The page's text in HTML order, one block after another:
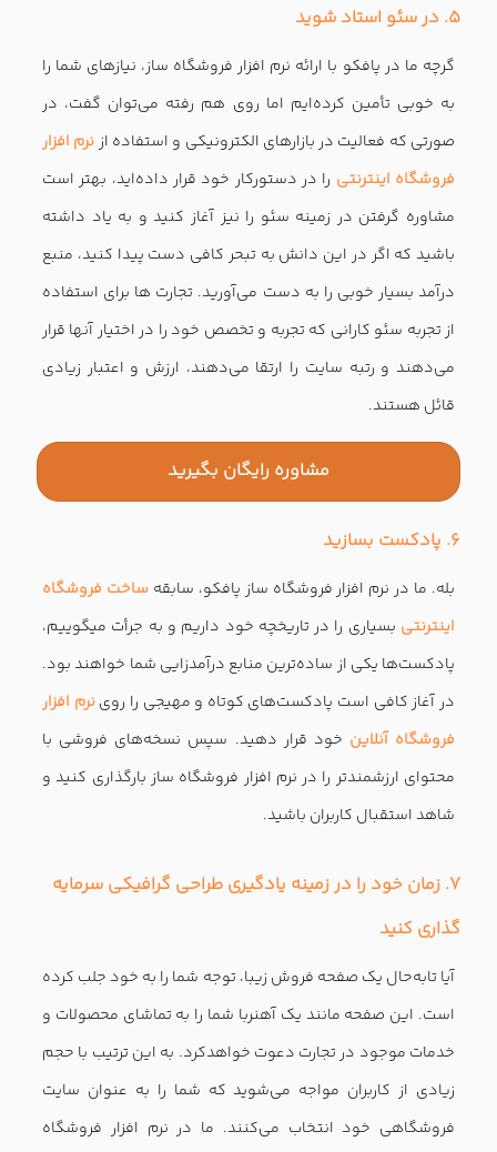
۵. در سئو استاد شوید
گرچه ما در پافکو با ارائه نرم افزار فروشگاه ساز، نیازهای شما را
به خوبی تأمین کرده‌ایم اما روی هم رفته می‌توان گفت، در
صورتی که فعالیت در بازارهای الکترونیکی و استفاده از نرم افزار
فروشگاه اینترنتی را در دستورکار خود قرار داده‌اید، بهتر است
مشاوره گرفتن در زمینه سئو را نیز آغاز کنید و به یاد داشته
باشید که اگر در این دانش به تبحر کافی دست پیدا کنید، منبع
درآمد بسیار خوبی را به دست می‌آورید. تجارت ها برای استفاده
از تجربه سئو کارانی که تجربه و تخصص خود را در اختیار آنها قرار
می‌دهند و رتبه سایت را ارتقا می‌دهند، ارزش و اعتبار زیادی
قائل هستند.
مشاوره رایگان بگیرید
۶. پادکست بسازید
بله. ما در نرم افزار فروشگاه ساز پافکو، سابقه ساخت فروشگاه
اینترنتی بسیاری را در تاریخچه خود داریم و به جرأت میگوییم،
پادکست‌ها یکی از ساده‌ترین منابع درآمدزایی شما خواهند بود.
در آغاز کافی است پادکست‌های کوتاه و مهیجی را روینرم افزار
فروشگاه آنلاین خود قرار دهید. سپس نسخه‌های فروشی با
محتوای ارزشمندتر را در نرم افزار فروشگاه ساز بارگذاری کنید و
شاهد استقبال کاربران باشید.
۷. زمان خود را در زمینه یادگیری طراحی گرافیکی سرمایه
گذاری کنید
آیا تابه‌حال یک صفحه فروش زیبا، توجه شما را به خود جلب کرده
است. این صفحه مانند یک آهنربا شما را به تماشای محصولات و
خدمات موجود در تجارت دعوت خواهد‌کرد. به این ترتیب با حجم
زیادی از کاربران مواجه می‌شوید که شما را به عنوان سایت
فروشگاهی خود انتخاب می‌کنند. ما در نرم افزار فروشگاه